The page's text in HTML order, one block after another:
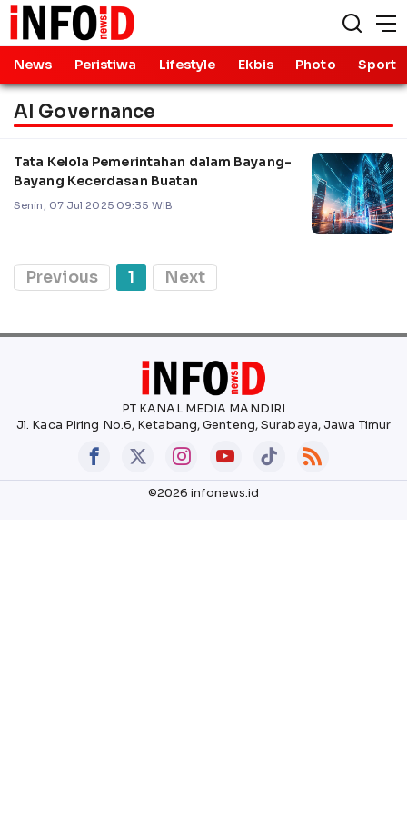
News Peristiwa Lifestyle Ekbis Photo Sport
AI Governance
Tata Kelola Pemerintahan dalam Bayang-
Bayang Kecerdasan Buatan
Senin, 07 Jul 2025 09:35 WIB
Previous 1 Next
PT KANAL MEDIA MANDIRI
Jl. Kaca Piring No.6, Ketabang, Genteng, Surabaya, Jawa Timur
©2026 infonews.id